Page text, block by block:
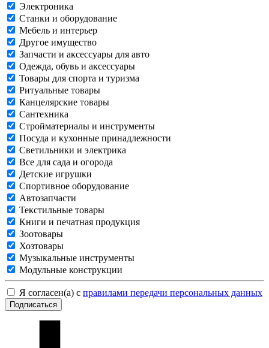
Электроника
Станки и оборудование
Мебель и интерьер
Другое имущество
Запчасти и аксессуары для авто
Одежда, обувь и аксессуары
Товары для спорта и туризма
Ритуальные товары
Канцелярские товары
Сантехника
Стройматериалы и инструменты
Посуда и кухонные принадлежности
Светильники и электрика
Все для сада и огорода
Детские игрушки
Спортивное оборудование
Автозапчасти
Текстильные товары
Книги и печатная продукция
Зоотовары
Хозтовары
Музыкальные инструменты
Модульные конструкции
Я согласен(а) с правилами передачи персональных данных
Подписаться